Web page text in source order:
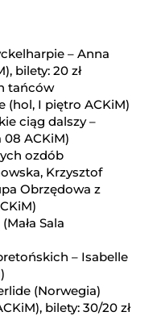
– Anna
bilety: 20 zł
tańców
(hol, I piętro ACKiM)
ciąg dalszy –
ACKiM)
ozdób
Krzysztof
Obrzędowa z
Sala
– Isabelle
(Norwegia)
bilety: 30/20 zł